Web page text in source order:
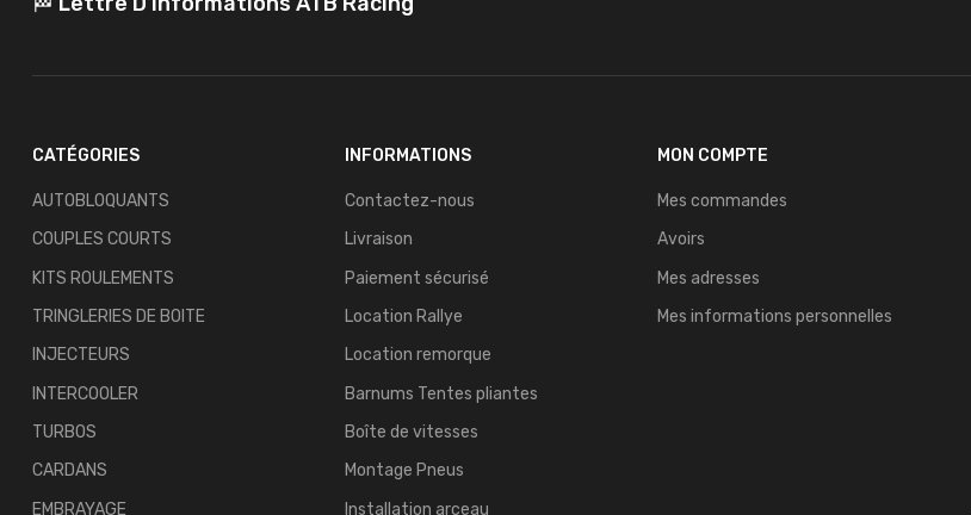
CATÉGORIES
AUTOBLOQUANTS
COUPLES COURTS
KITS ROULEMENTS
TRINGLERIES DE BOITE
INJECTEURS
INTERCOOLER
TURBOS
CARDANS
EMBRAYAGE
INFORMATIONS
Contactez-nous
Livraison
Paiement sécurisé
Location Rallye
Location remorque
Barnums Tentes pliantes
Boîte de vitesses
Montage Pneus
Installation arceau
MON COMPTE
Mes commandes
Avoirs
Mes adresses
Mes informations personnelles